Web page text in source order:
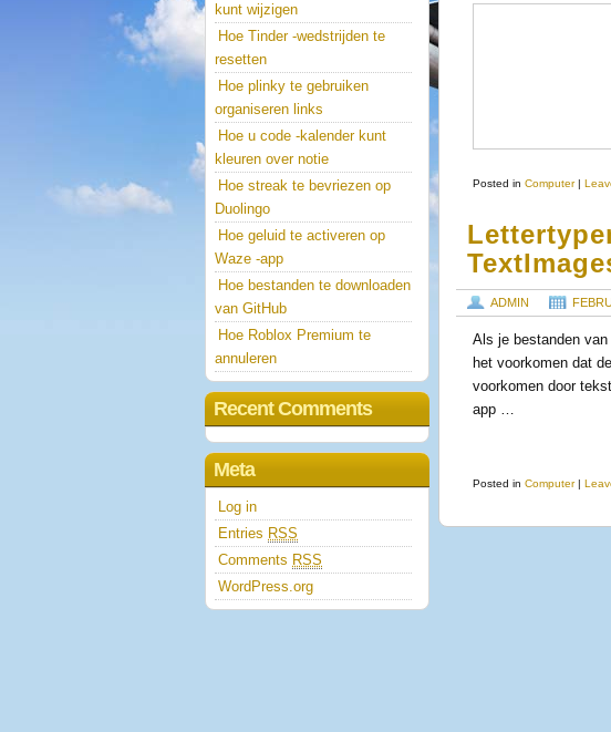
Posted in Computer |
ADMIN
Als je bestanden
het voorkomen dat
voorkomen door
app …
Posted in Computer |
kunt wijzigen
Hoe Tinder -wedstrijden te
resetten
Hoe plinky te gebruiken
organiseren links
Hoe u code -kalender kunt
kleuren over notie
Hoe streak te bevriezen op
Duolingo
Hoe geluid te activeren op
Waze -app
Hoe bestanden te downloaden
van GitHub
Hoe Roblox Premium te
annuleren
Recent Comments
Meta
Log in
Entries RSS
Comments RSS
WordPress.org